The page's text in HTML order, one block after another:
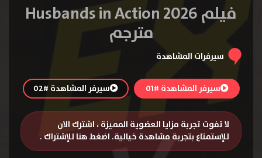
فيلم Husbands in Action 2026
مترجم
سيرفرات المشاهدة
سيرفر المشاهدة #01 سيرفر المشاهدة #02
لا تفوت تجربة مزايا العضوية المميزة ، اشترك الان
للإستمتاع بتجربة مشاهدة خيالية. اضغط هنا للإشتراك .